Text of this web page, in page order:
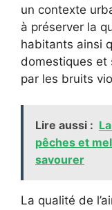
un contexte
à préserver la
habitants ainsi
domestiques et
par les bruits
Lire aussi :
pêches et
savourer
La qualité de